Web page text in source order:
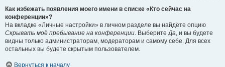
Как избежать появления моего имени в списке «Кто сейчас на
конференции»?
На вкладке «Личные настройки» в личном разделе вы найдёте опцию
Скрывать моё пребывание на конференции. ВыберитеДа, и вы будете
видны только администраторам, модераторам и самому себе. Для всех
остальных вы будете скрытым пользователем.
Вернуться к началу